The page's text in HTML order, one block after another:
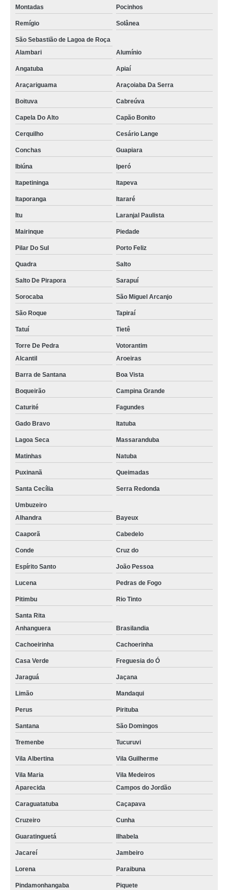
Montadas Pocinhos
Remígio Solânea
São Sebastião de Lagoa de Roça
Alambari
Alumínio
Angatuba Apiaí
Araçariguama Araçoiaba Da Serra
Boituva Cabreúva
Capela Do Alto Capão Bonito
Cerquilho Cesário Lange
Conchas Guapiara
Ibiúna Iperó
Itapetininga Itapeva
Itaporanga Itararé
Itu Laranjal Paulista
Mairinque Piedade
Pilar Do Sul Porto Feliz
Quadra Salto
Salto De Pirapora Sarapuí
Sorocaba São Miguel Arcanjo
São Roque Tapiraí
Tatuí Tietê
Torre De Pedra
Votorantim
Alcantil
Aroeiras
Barra de Santana Boa Vista
Boqueirão Campina Grande
Caturité Fagundes
Gado Bravo Itatuba
Lagoa Seca Massaranduba
Matinhas Natuba
Puxinanã Queimadas
Santa Cecília Serra Redonda
Umbuzeiro
Alhandra
Bayeux
Caaporã Cabedelo
Conde Cruz do
Espírito Santo João Pessoa
Lucena Pedras de Fogo
Pitimbu Rio Tinto
Santa Rita
Anhanguera
Brasilandia
Cachoeirinha Cachoerinha
Casa Verde Freguesia do Ó
Jaraguá Jaçana
Limão Mandaqui
Perus Pirituba
Santana São Domingos
Tremenbe Tucuruvi
Vila Albertina Vila Guilherme
Vila Maria
Vila Medeiros
Aparecida
Campos do Jordão
Caraguatatuba Caçapava
Cruzeiro Cunha
Guaratinguetá Ilhabela
Jacareí Jambeiro
Lorena Paraibuna
Pindamonhangaba Piquete